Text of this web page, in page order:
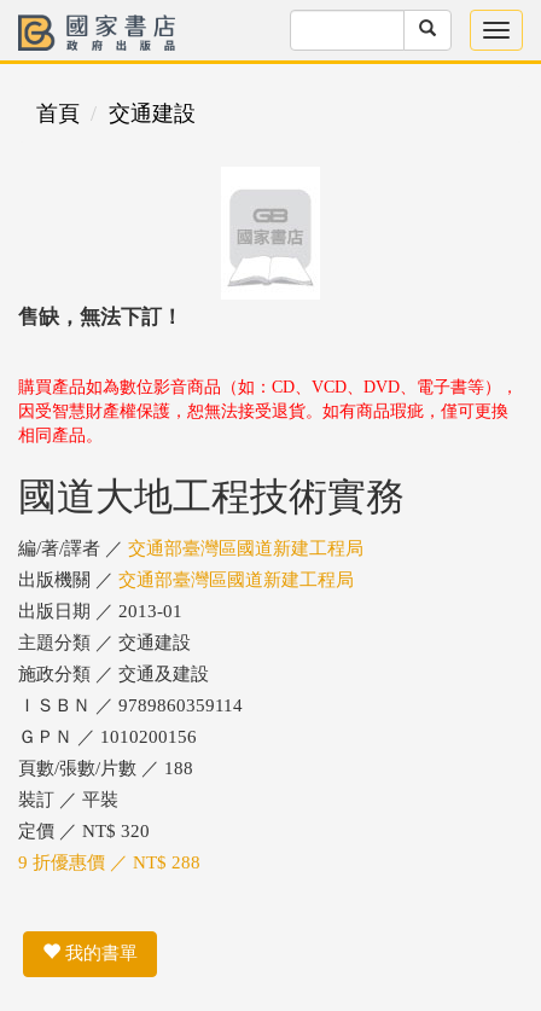
首頁 交通建設
售缺，無法下訂！
購買產品如為數位影音商品（如：CD、VCD、DVD、電子書等），
因受智慧財產權保護，恕無法接受退貨。如有商品瑕疵，僅可更換
相同產品。
國道大地工程技術實務
編/著/譯者 ／ 交通部臺灣區國道新建工程局
出版機關 ／ 交通部臺灣區國道新建工程局
出版日期 ／ 2013-01
主題分類 ／ 交通建設
施政分類 ／ 交通及建設
ＩＳＢＮ ／ 9789860359114
ＧＰＮ ／ 1010200156
頁數/張數/片數 ／ 188
裝訂 ／ 平裝
定價 ／ NT$ 320
9 折優惠價 ／ NT$ 288
我的書單